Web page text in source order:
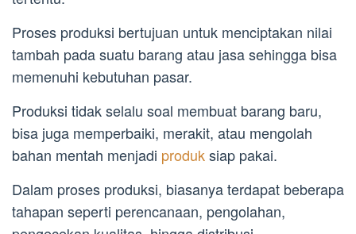
Proses produksi bertujuan untuk menciptakan nilai
tambah pada suatu barang atau jasa sehingga bisa
memenuhi kebutuhan pasar.
Produksi tidak selalu soal membuat barang baru,
bisa juga memperbaiki, merakit, atau mengolah
bahan mentah menjadi produksiap pakai.
Dalam proses produksi, biasanya terdapat beberapa
tahapan seperti perencanaan, pengolahan,